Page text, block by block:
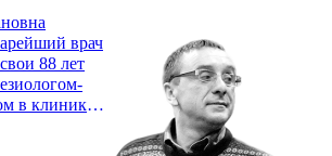
врач
88 лет
в клинике